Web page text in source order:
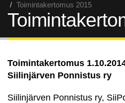
Toimintakertomus 2015
Toimintakertomus
Siilinjärven Ponnistus ry
Siilinjärven Ponnistus ry,